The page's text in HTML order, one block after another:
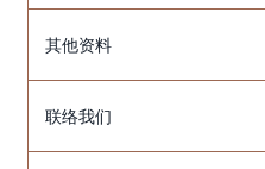
其他资料
联络我们